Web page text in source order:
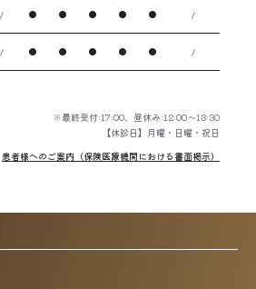
/ ● ● ● ● ● /
/ ● ● ● ● ● /
※最終受付:17:00、昼休み:12:00～13:30
【休診日】月曜・日曜・祝日
患者様へのご案内（保険医療機関における書面掲示）